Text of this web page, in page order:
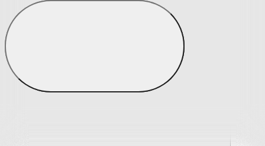
Prostěradla